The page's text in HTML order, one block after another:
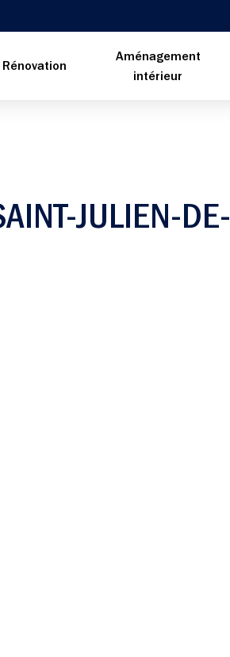
Rénovation
Aménagement
intérieur
JULIEN-DE-